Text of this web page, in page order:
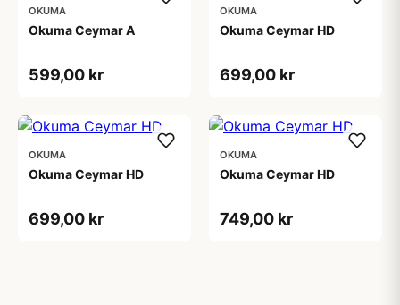
OKUMA
Okuma Ceymar A
599,00 kr
OKUMA
Okuma Ceymar HD
699,00 kr
OKUMA
Okuma Ceymar HD
699,00 kr
OKUMA
Okuma Ceymar HD
749,00 kr